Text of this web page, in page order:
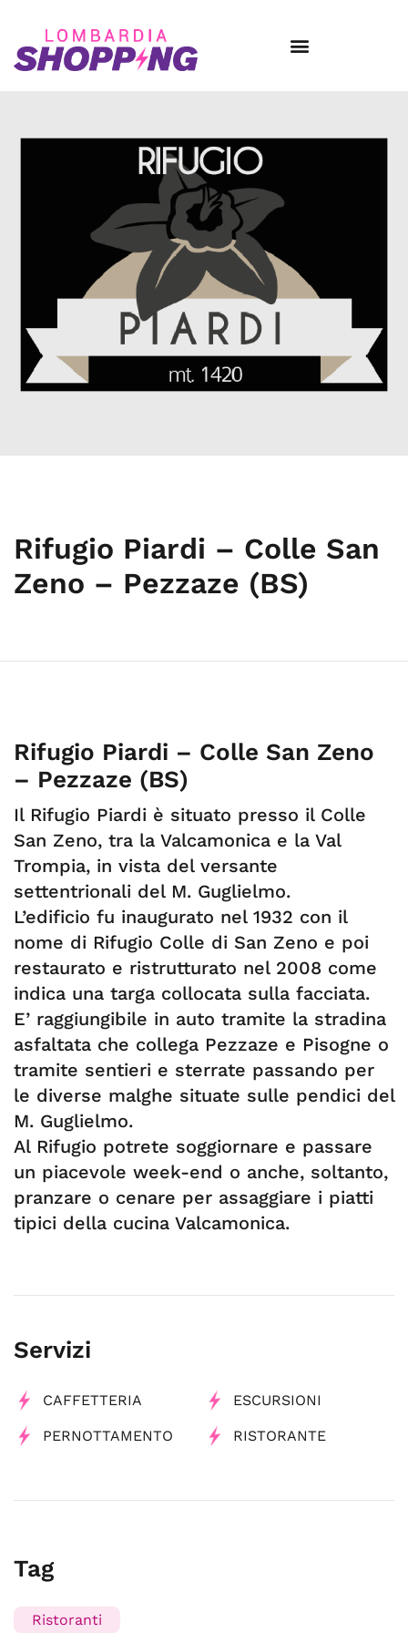
Rifugio Piardi – Colle San
Zeno – Pezzaze (BS)
Rifugio Piardi – Colle San Zeno
– Pezzaze (BS)
Il Rifugio Piardi è situato presso il Colle
San Zeno, tra la Valcamonica e la Val
Trompia, in vista del versante
settentrionali del M. Guglielmo.
L’edificio fu inaugurato nel 1932 con il
nome di Rifugio Colle di San Zeno e poi
restaurato e ristrutturato nel 2008 come
indica una targa collocata sulla facciata.
E’ raggiungibile in auto tramite la stradina
asfaltata che collega Pezzaze e Pisogne o
tramite sentieri e sterrate passando per
le diverse malghe situate sulle pendici del
M. Guglielmo.
Al Rifugio potrete soggiornare e passare
un piacevole week-end o anche, soltanto,
pranzare o cenare per assaggiare i piatti
tipici della cucina Valcamonica.
Servizi
CAFFETTERIA ESCURSIONI
PERNOTTAMENTO RISTORANTE
Tag
Ristoranti